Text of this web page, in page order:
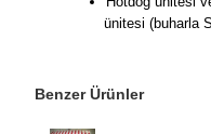
ünitesi (buharla
Benzer Ürünler